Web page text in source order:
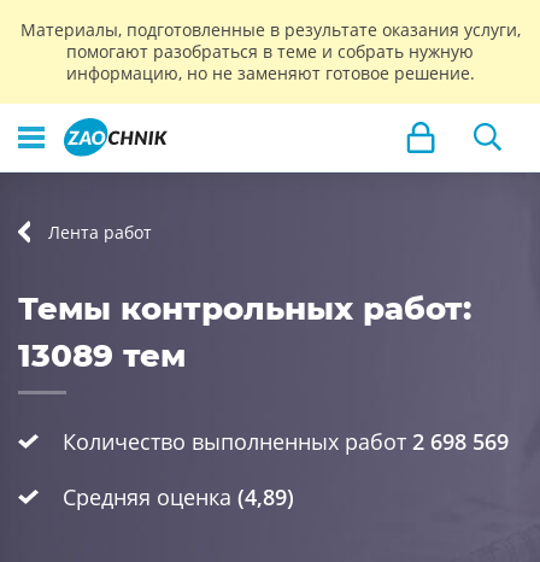
Материалы, подготовленные в результате оказания услуги,
помогают разобраться в теме и собрать нужную
информацию, но не заменяют готовое решение.
Лента работ
Темы контрольных работ:
13089 тем
Количество выполненных работ 2 698 569
Средняя оценка (4,89)